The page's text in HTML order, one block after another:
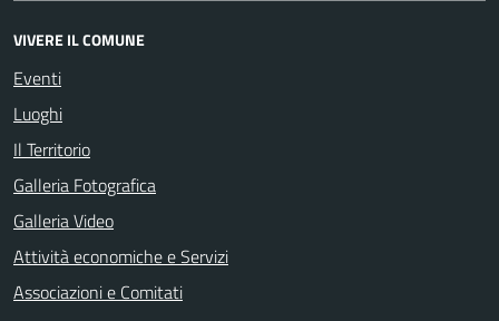
VIVERE IL COMUNE
Eventi
Luoghi
Il Territorio
Galleria Fotografica
Galleria Video
Attività economiche e Servizi
Associazioni e Comitati